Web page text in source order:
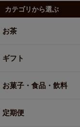
カテゴリから選ぶ
お茶
ギフト
お菓子・食品・飲料
定期便